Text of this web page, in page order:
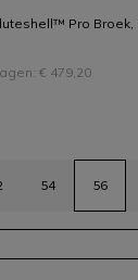
Pro
€ 479,20
54 56